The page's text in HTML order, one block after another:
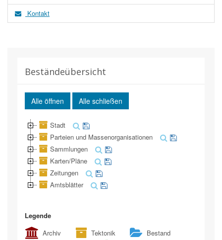
Kontakt
Beständeübersicht
Alle öffnen Alle schließen
Stadt
Parteien und Massenorganisationen
Sammlungen
Karten/Pläne
Zeitungen
Amtsblätter
Legende
Archiv
Tektonik
Bestand